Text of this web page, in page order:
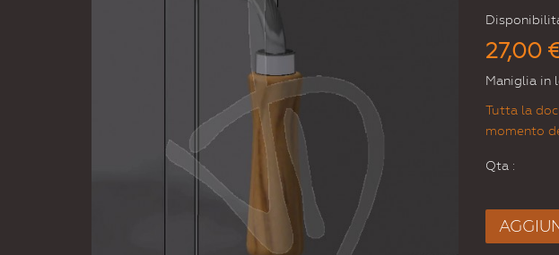
27,00
Maniglia in
Tutta la
momento
Qta :